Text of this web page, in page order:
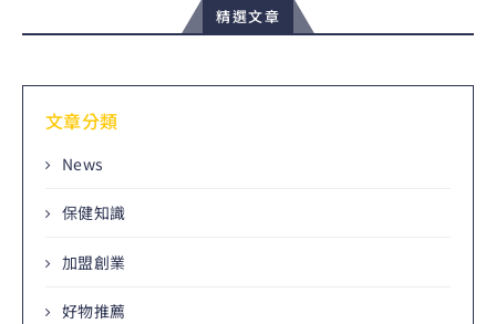
精選文章
文章分類
News
保健知識
加盟創業
好物推薦